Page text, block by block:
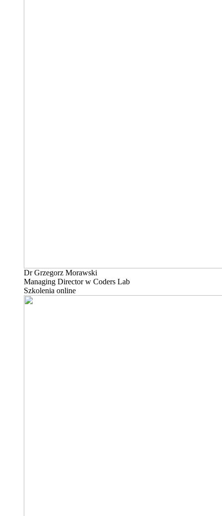
Dr Grzegorz Morawski
Managing Director w Coders Lab
Szkolenia online